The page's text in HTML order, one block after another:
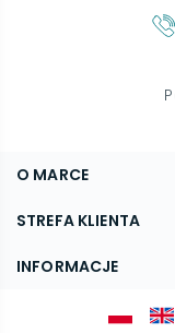
O MARCE
O nas
Blog
STREFA KLIENTA
FAQ
INFORMACJE